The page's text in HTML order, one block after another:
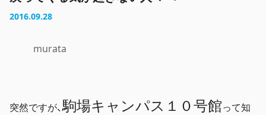
2016.09.28
murata
突然ですが、駒場キャンパス１０号館って知